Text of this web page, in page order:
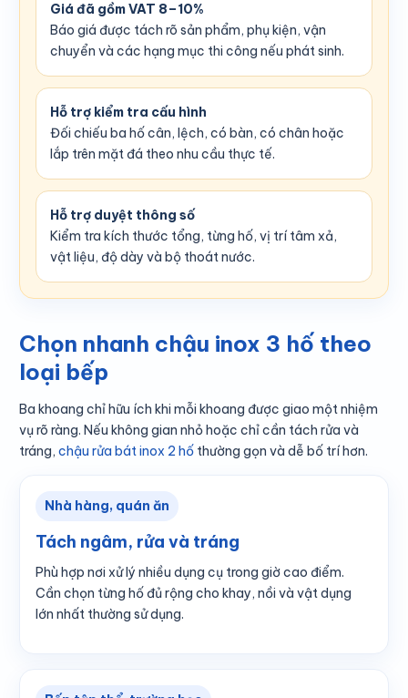
Giá đã gồm VAT 8–10%
Báo giá được tách rõ sản phẩm, phụ kiện, vận
chuyển và các hạng mục thi công nếu phát sinh.
Hỗ trợ kiểm tra cấu hình
Đối chiếu ba hố cân, lệch, có bàn, có chân hoặc
lắp trên mặt đá theo nhu cầu thực tế.
Hỗ trợ duyệt thông số
Kiểm tra kích thước tổng, từng hố, vị trí tâm xả,
vật liệu, độ dày và bộ thoát nước.
Chọn nhanh chậu inox 3 hố theo
loại bếp
Ba khoang chỉ hữu ích khi mỗi khoang được giao một nhiệm
vụ rõ ràng. Nếu không gian nhỏ hoặc chỉ cần tách rửa và
tráng,chậu rửa bát inox 2 hố thường gọn và dễ bố trí hơn.
Nhà hàng, quán ăn
Tách ngâm, rửa và tráng
Phù hợp nơi xử lý nhiều dụng cụ trong giờ cao điểm.
Cần chọn từng hố đủ rộng cho khay, nồi và vật dụng
lớn nhất thường sử dụng.